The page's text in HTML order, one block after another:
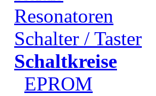
Resonatoren
Schalter / Taster
Schaltkreise
EPROM